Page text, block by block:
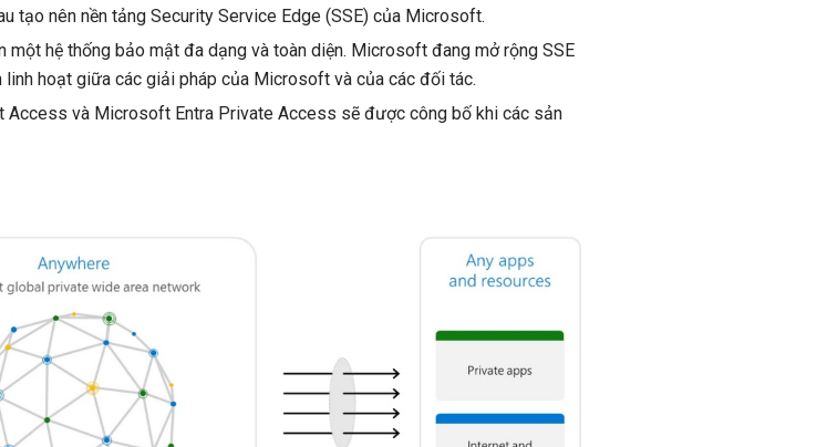
tạo nên nền tảng Security Service Edge (SSE) của Microsoft.
hệ thống bảo mật đa dạng và toàn diện. Microsoft đang mở rộng SSE
hoạt giữa các giải pháp của Microsoft và của các đối tác.
và Microsoft Entra Private Access sẽ được công bố khi các sản